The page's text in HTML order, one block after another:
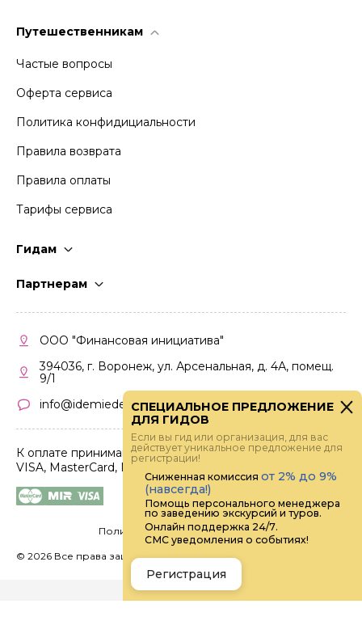
Путешественникам
Частые вопросы
Оферта сервиса
Политика конфидициальности
Правила возврата
Правила оплаты
Тарифы сервиса
Гидам
Партнерам
Кабинет партнера
Правила участия
ООО "Финансовая инициатива"
394036, г. Воронеж, ул. Арсенальная, д. 4А, помещ.
9/1
info@idemiedem.ru
К оплате принимаются карты
VISA, MasterCard, МИР
Политика конфиденциальности
© 2026 Все права защищены.
СПЕЦИАЛЬНОЕ ПРЕДЛОЖЕНИЕ
ДЛЯ ГИДОВ
Если вы гид или организация, для вас
действует уникальное предложение для
регистрации!
Сниженная комиссия от 2% до 9%
(навсегда!)
Помощь персонального менеджера
по заведению экскурсий и туров.
Онлайн поддержка 24/7.
СМС уведомления о событиях!
Регистрация